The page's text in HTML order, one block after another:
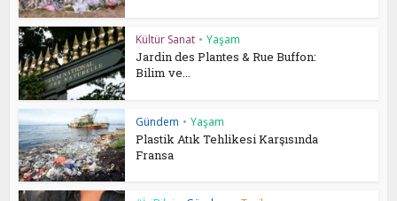
Kültür Sanat • Yaşam
Jardin des Plantes & Rue Buffon:
Bilim ve...
Gündem • Yaşam
Plastik Atık Tehlikesi Karşısında
Fransa